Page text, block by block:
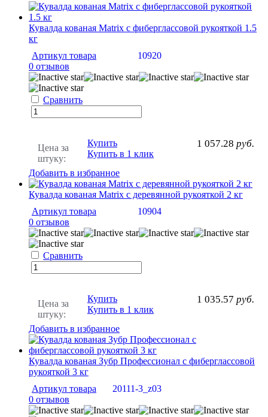
Кувалда кованая Matrix с фиберглассовой рукояткой 1.5
кг
Артикул товара
10920
0 отзывов
Сравнить
Цена за
штуку:
1 057.28 руб.
Купить
Купить в 1 клик
Добавить в избранное
Кувалда кованая Matrix с деревянной рукояткой 2 кг
Артикул товара
10904
0 отзывов
Сравнить
Цена за
штуку:
1 035.57 руб.
Купить
Купить в 1 клик
Добавить в избранное
Кувалда кованая Зубр Профессионал с фиберглассовой
рукояткой 3 кг
Артикул товара
20111-3_z03
0 отзывов